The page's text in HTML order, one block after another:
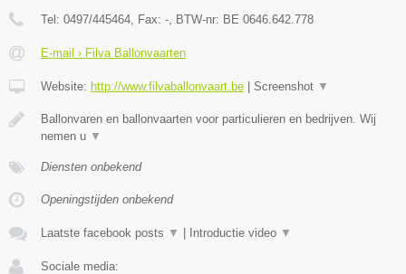
Tel: 0497/445464 , Fax: - , BTW-nr: BE 0646.642.778
E-mail › Filva Ballonvaarten
Website: http://www.filvaballonvaart.be | Screenshot ▼
Ballonvaren en ballonvaarten voor particulieren en bedrijven. Wij
nemen u ▼
Diensten onbekend
Openingstijden onbekend
Laatste facebook posts ▼ | Introductie video ▼
Sociale media: